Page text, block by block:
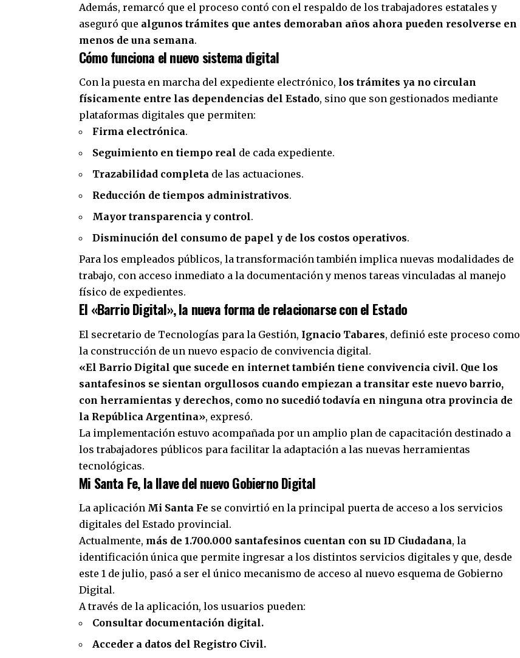
Además, remarcó que el proceso contó con el respaldo de los trabajadores estatales y
aseguró que algunos trámites que antes demoraban años ahora pueden resolverse en
menos de una semana.
Cómo funciona el nuevo sistema digital
Con la puesta en marcha del expediente electrónico, los trámites ya no circulan
físicamente entre las dependencias del Estado, sino que son gestionados mediante
plataformas digitales que permiten:
Firma electrónica.
Seguimiento en tiempo real de cada expediente.
Trazabilidad completa de las actuaciones.
Reducción de tiempos administrativos.
Mayor transparencia y control.
Disminución del consumo de papel y de los costos operativos.
Para los empleados públicos, la transformación también implica nuevas modalidades de
trabajo, con acceso inmediato a la documentación y menos tareas vinculadas al manejo
físico de expedientes.
El «Barrio Digital», la nueva forma de relacionarse con el Estado
El secretario de Tecnologías para la Gestión, Ignacio Tabares, definió este proceso como
la construcción de un nuevo espacio de convivencia digital.
«El Barrio Digital que sucede en internet también tiene convivencia civil. Que los
santafesinos se sientan orgullosos cuando empiezan a transitar este nuevo barrio,
con herramientas y derechos, como no sucedió todavía en ninguna otra provincia de
la República Argentina», expresó.
La implementación estuvo acompañada por un amplio plan de capacitación destinado a
los trabajadores públicos para facilitar la adaptación a las nuevas herramientas
tecnológicas.
Mi Santa Fe, la llave del nuevo Gobierno Digital
La aplicación Mi Santa Fe se convirtió en la principal puerta de acceso a los servicios
digitales del Estado provincial.
Actualmente, más de 1.700.000 santafesinos cuentan con su ID Ciudadana, la
identificación única que permite ingresar a los distintos servicios digitales y que, desde
este 1 de julio, pasó a ser el único mecanismo de acceso al nuevo esquema de Gobierno
Digital.
A través de la aplicación, los usuarios pueden:
Consultar documentación digital.
Acceder a datos del Registro Civil.